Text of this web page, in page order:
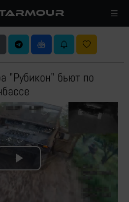
"Рубикон" бьют по
Play